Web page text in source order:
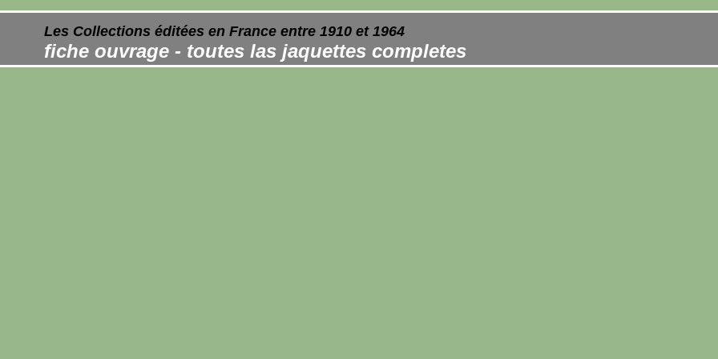
Les Collections éditées en France entre 1910 et 1964
fiche ouvrage - toutes las jaquettes completes